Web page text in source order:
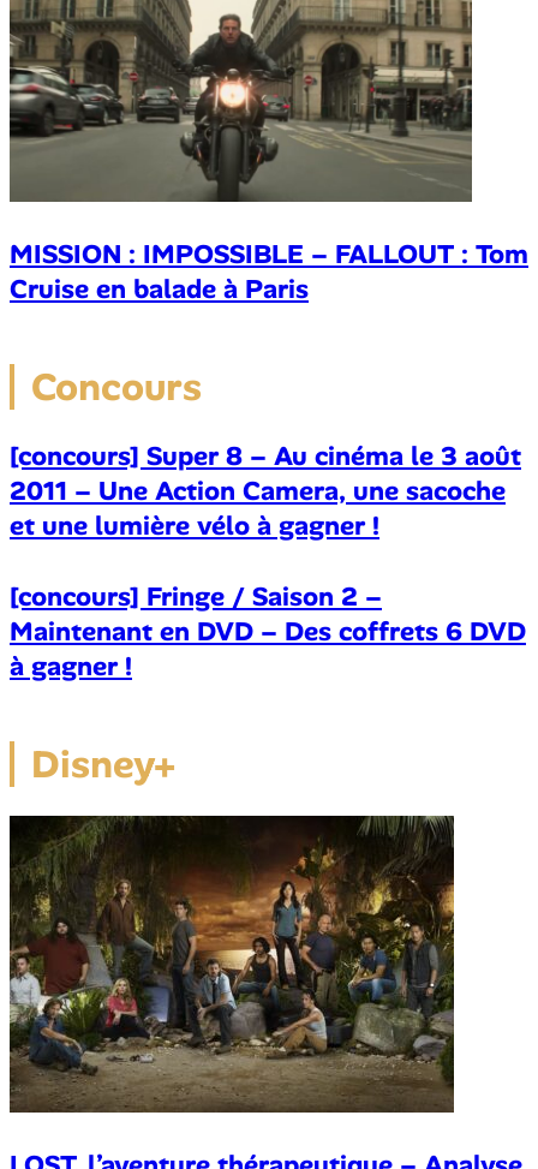
MISSION : IMPOSSIBLE – FALLOUT : Tom
Cruise en balade à Paris
Concours
[concours] Super 8 – Au cinéma le 3 août
2011 – Une Action Camera, une sacoche
et une lumière vélo à gagner !
[concours] Fringe / Saison 2 –
Maintenant en DVD – Des coffrets 6 DVD
à gagner !
Disney+